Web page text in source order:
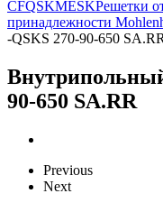
CFQSKMESKРешетки
принадлежности
-QSKS 270-90-650 SA.RR
90-650 SA.RR
Previous
Next